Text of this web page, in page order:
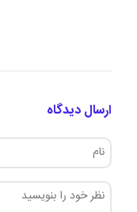
ارسال دیدگاه